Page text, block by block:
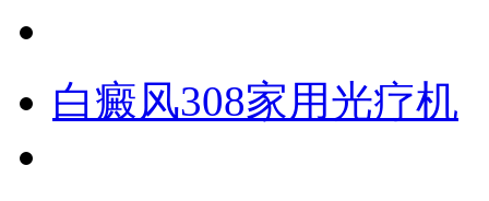
白癜风308家用光疗机